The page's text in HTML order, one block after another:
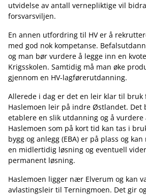
utvidelse av antall vernepliktige vil
forsvarsviljen.
En annen utfordring til HV er å
med god nok kompetanse.
og man bør vurdere å legge inn en
Krigsskolen. Samtidig må man øke
gjennom en HV-lagførerutdanning.
Allerede i dag er det en leir klar til bruk
Haslemoen leir på indre Østlandet. Det
etablere en slik utdanning og å vurdere
Haslemoen som på kort tid kan tas i
bygg og anlegg (EBA) er på plass og
en midlertidig løsning og eventuell
permanent løsning.
Haslemoen ligger nær Elverum og kan
avlastingsleir til Terningmoen. Det gir